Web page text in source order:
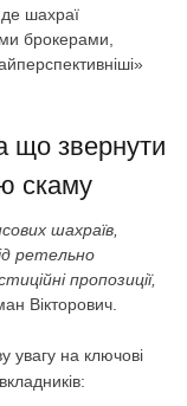
шахраї
брокерами,
що звернути
скаму
шахраїв,
ретельно
пропозиції,
Вікторович.
увагу на ключові